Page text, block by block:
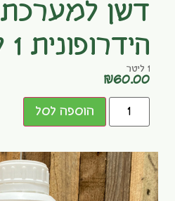
דשן למערכת
הידרופונית 1 ליטר
1 ליטר
₪60.00
הוספה לסל